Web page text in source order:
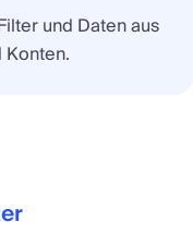
und Daten aus